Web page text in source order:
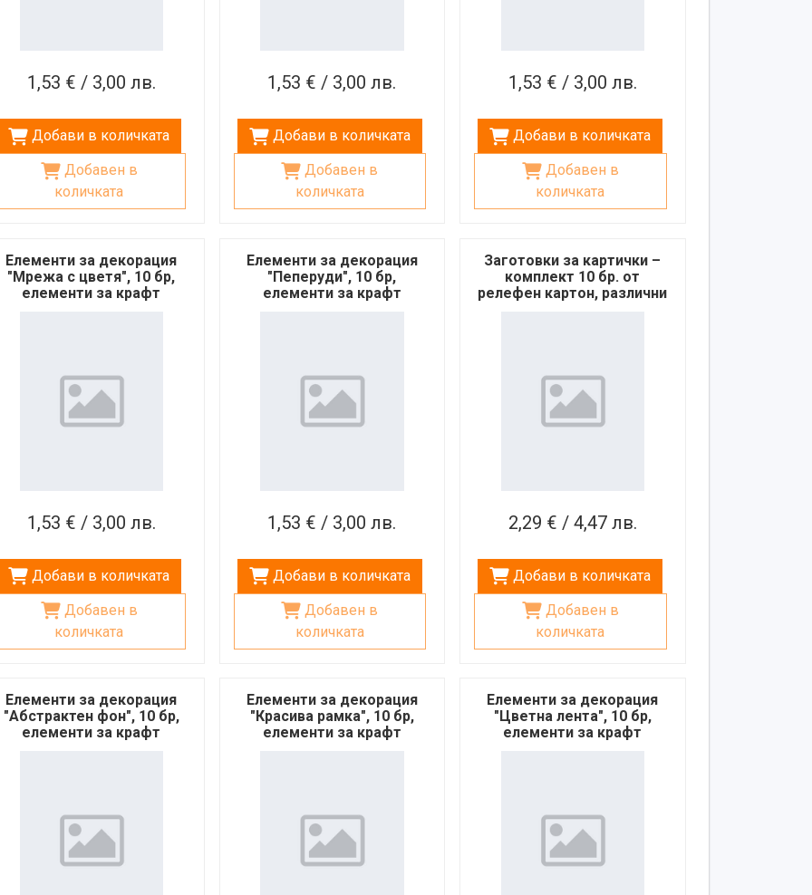
1,53 € / 3,00 лв.
Добави в количката
Добавен в
количката
1,53 € / 3,00 лв.
Добави в количката
Добавен в
количката
1,53 € / 3,00 лв.
Добави в количката
Добавен в
количката
Елементи за декорация
"Мрежа с цветя", 10 бр,
елементи за крафт
1,53 € / 3,00 лв.
Добави в количката
Добавен в
количката
Елементи за декорация
"Пеперуди", 10 бр,
елементи за крафт
1,53 € / 3,00 лв.
Добави в количката
количката
Заготовки за картички –
комплект 10 бр. от
релефен картон, различни
2,29 € / 4,47 лв.
Добави в количката
Добавен в
количката
Елементи за декорация
"Абстрактен фон", 10 бр,
елементи за крафт
Елементи за декорация
"Красива рамка", 10 бр,
елементи за крафт
Елементи за декорация
"Цветна лента", 10 бр,
елементи за крафт